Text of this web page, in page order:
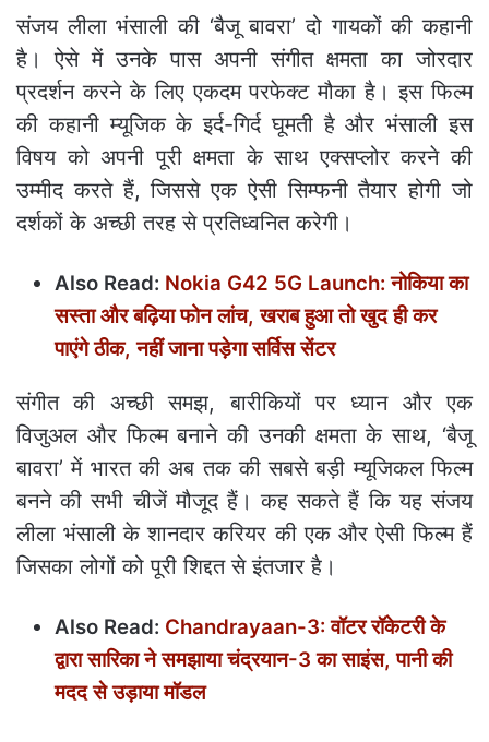
संजय लीला भंसाली की ‘बैजू बावरा’ दो गायकों की कहानी
है। ऐसे में उनके पास अपनी संगीत क्षमता का जोरदार
प्रदर्शन करने के लिए एकदम परफेक्ट मौका है। इस फिल्म
की कहानी म्यूजिक के इर्द-गिर्द घूमती है और भंसाली इस
विषय को अपनी पूरी क्षमता के साथ एक्सप्लोर करने की
उम्मीद करते हैं, जिससे एक ऐसी सिम्फनी तैयार होगी जो
दर्शकों के अच्छी तरह से प्रतिध्वनित करेगी।
Also Read: Nokia G42 5G Launch: नोकिया का
सस्ता और बढ़िया फोन लांच, खराब हुआ तो खुद ही कर
पाएंगे ठीक, नहीं जाना पड़ेगा सर्विस सेंटर
संगीत की अच्छी समझ, बारीकियों पर ध्यान और एक
विजुअल और फिल्म बनाने की उनकी क्षमता के साथ, ‘बैजू
बावरा’ में भारत की अब तक की सबसे बड़ी म्यूजिकल फिल्म
बनने की सभी चीजें मौजूद हैं। कह सकते हैं कि यह संजय
लीला भंसाली के शानदार करियर की एक और ऐसी फिल्म हैं
जिसका लोगों को पूरी शिद्दत से इंतजार है।
Also Read: Chandrayaan-3: वॉटर रॉकेटरी के
द्वारा सारिका ने समझाया चंद्रयान-3 का साइंस, पानी की
मदद से उड़ाया मॉडल